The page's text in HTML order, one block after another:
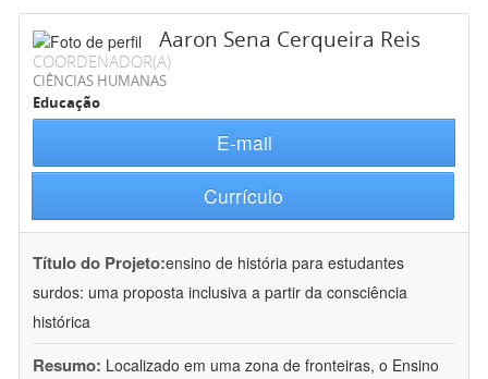
Aaron Sena Cerqueira Reis
COORDENADOR(A)
CIÊNCIAS HUMANAS
Educação
E-mail
Currículo
Título do Projeto:ensino de história para estudantes
surdos: uma proposta inclusiva a partir da consciência
histórica
Resumo: Localizado em uma zona de fronteiras, o Ensino